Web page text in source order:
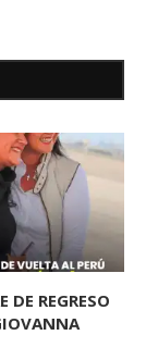
DE REGRESO